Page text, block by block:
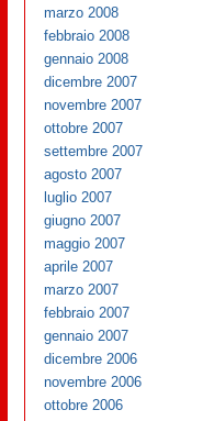
marzo 2008
febbraio 2008
gennaio 2008
dicembre 2007
novembre 2007
ottobre 2007
settembre 2007
agosto 2007
luglio 2007
giugno 2007
maggio 2007
aprile 2007
marzo 2007
febbraio 2007
gennaio 2007
dicembre 2006
novembre 2006
ottobre 2006